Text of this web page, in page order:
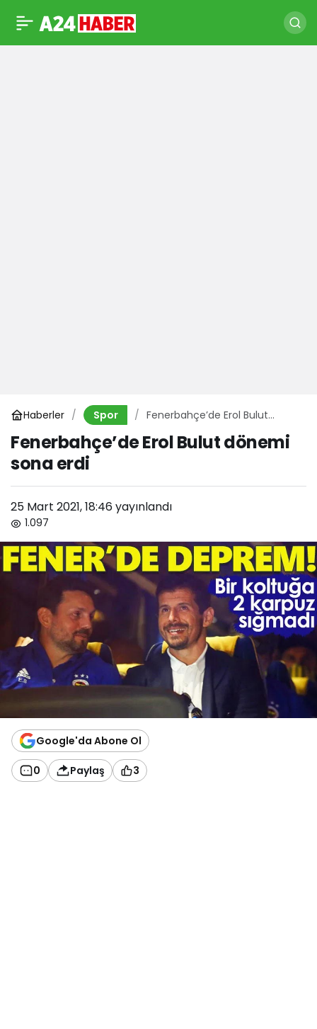
Haberler Spor
Fenerbahçe’de Erol Bulut
Fenerbahçe’de Erol Bulut dönemi
sona erdi
25 Mart 2021, 18:46yayınlandı
1.097
Google'da Abone Ol
0 Paylaş 3